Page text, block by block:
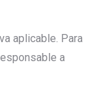
aplicable. Para
a